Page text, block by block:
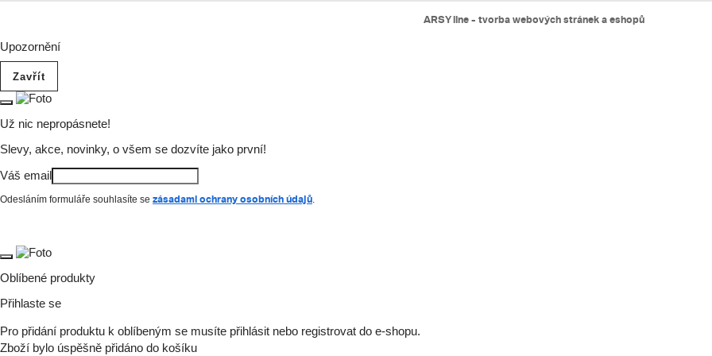
ARSY line - tvorba webových stránek a eshopů
Upozornění
Zavřít
Už nic nepropásnete!
Slevy, akce, novinky, o všem se dozvíte jako první!
Váš email
Odesláním formuláře souhlasíte se zásadami ochrany osobních údajů.
Oblíbené produkty
Přihlaste se
Pro přidání produktu k oblíbeným se musíte přihlásit nebo registrovat do e-shopu.
Zboží bylo úspěšně přidáno do košíku